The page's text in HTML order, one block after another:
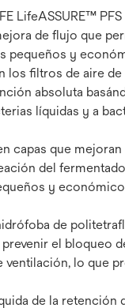
LifeASSURE™
de flujo que
pequeños y
los filtros de aire
absoluta
líquidas y a
capas que
del
y
de
prevenir el bloqueo
ventilación, lo que
de la retención